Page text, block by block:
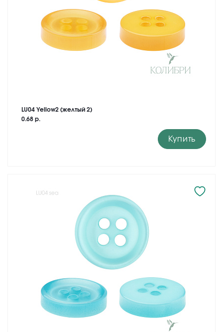
LU04 Yellow2 (желтый 2)
0.68 р.
Купить